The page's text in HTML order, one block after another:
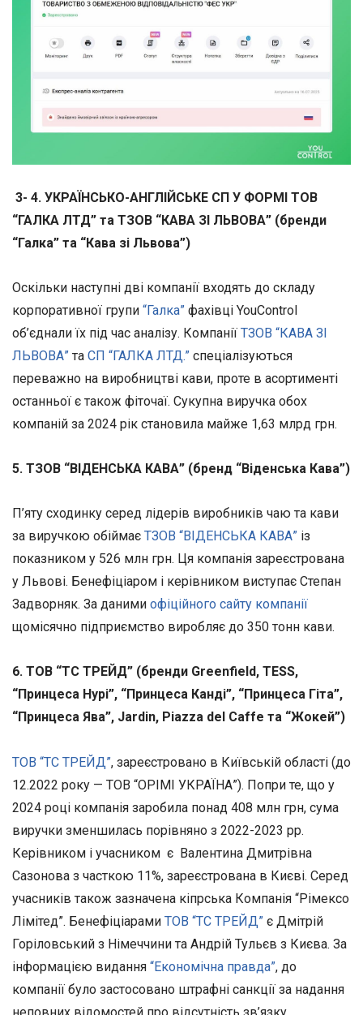
3- 4. УКРАЇНСЬКО-АНГЛІЙСЬКЕ СП У ФОРМІ ТОВ
“ГАЛКА ЛТД” та ТЗОВ “КАВА ЗІ ЛЬВОВА” (бренди
“Галка” та “Кава зі Львова”)
Оскільки наступні дві компанії входять до складу
корпоративної групи “Галка” фахівці YouControl
об’єднали їх під час аналізу. Компанії ТЗОВ “КАВА ЗІ
ЛЬВОВА” та СП “ГАЛКА ЛТД.” спеціалізуються
переважно на виробництві кави, проте в асортименті
останньої є також фіточаї. Сукупна виручка обох
компаній за 2024 рік становила майже 1,63 млрд грн.
5. ТЗОВ “ВІДЕНСЬКА КАВА” (бренд “Віденська Кава”)
П’яту сходинку серед лідерів виробників чаю та кави
за виручкою обіймає ТЗОВ “ВІДЕНСЬКА КАВА” із
показником у 526 млн грн. Ця компанія зареєстрована
у Львові. Бенефіціаром і керівником виступає Степан
Задворняк. За даними офіційного сайту компанії
щомісячно підприємство виробляє до 350 тонн кави.
6. ТОВ “ТС ТРЕЙД” (бренди Greenfield, TESS,
“Принцеса Нурі”, “Принцеса Канді”, “Принцеса Гіта”,
“Принцеса Ява”, Jardin, Piazza del Caffe та “Жокей”)
ТОВ “ТС ТРЕЙД”, зареєстровано в Київській області (до
12.2022 року — ТОВ “ОРІМІ УКРАЇНА”). Попри те, що у
2024 році компанія заробила понад 408 млн грн, сума
виручки зменшилась порівняно з 2022-2023 рр.
Керівником і учасником є Валентина Дмитрівна
Сазонова з часткою 11%, зареєстрована в Києві. Серед
учасників також зазначена кіпрська Компанія “Рімексо
Лімітед”. Бенефіціарами ТОВ “ТС ТРЕЙД” є Дмітрій
Горіловський з Німеччини та Андрій Тульєв з Києва. За
інформацією видання “Економічна правда”, до
компанії було застосовано штрафні санкції за надання
неповних відомостей про відсутність зв’язку